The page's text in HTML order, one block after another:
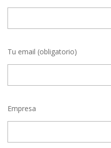
Tu email (obligatorio)
Empresa